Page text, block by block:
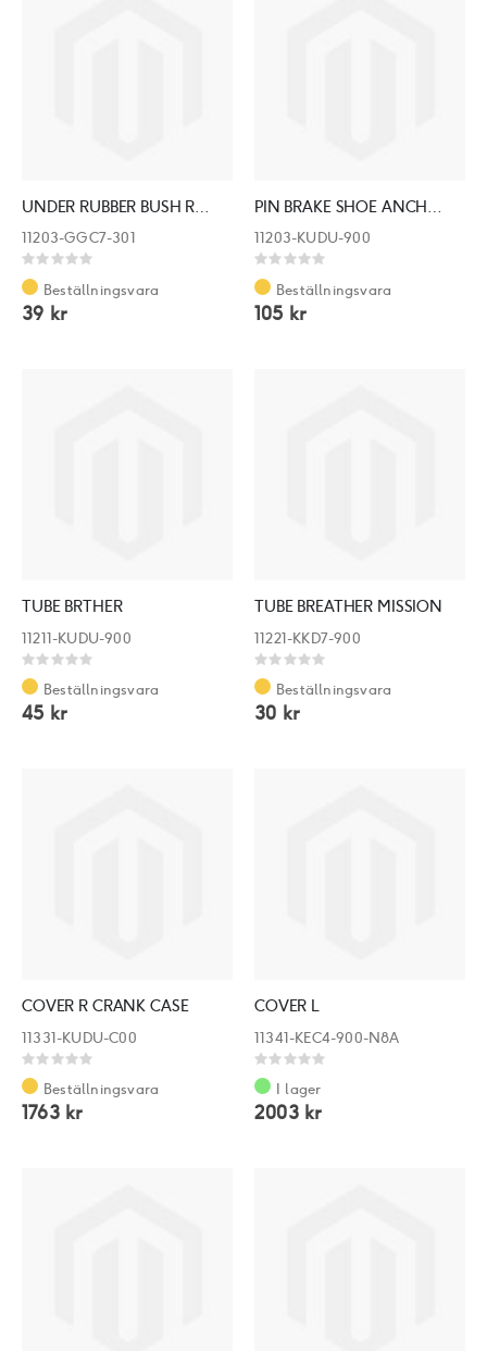
UNDER RUBBER BUSH REAR CUSHION
11203-GGC7-301
Rating:
0%
Beställningsvara
39 kr
PIN BRAKE SHOE ANCHOR
11203-KUDU-900
Rating:
0%
Beställningsvara
105 kr
TUBE BRTHER
11211-KUDU-900
Rating:
0%
Beställningsvara
45 kr
TUBE BREATHER MISSION
11221-KKD7-900
Rating:
0%
Beställningsvara
30 kr
COVER R CRANK CASE
11331-KUDU-C00
Rating:
0%
Beställningsvara
1763 kr
COVER L
11341-KEC4-900-N8A
Rating:
0%
I lager
2003 kr